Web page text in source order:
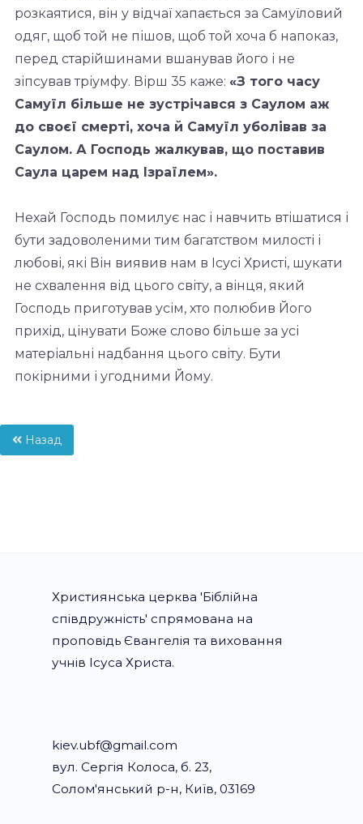
розкаятися, він у відчаї хапається за Самуїловий
одяг, щоб той не пішов, щоб той хоча б напоказ,
перед старійшинами вшанував його і не
зіпсував тріумфу. Вірш 35 каже: «З того часу
Самуїл більше не зустрічався з Саулом аж
до своєї смерті, хоча й Самуїл уболівав за
Саулом. А Господь жалкував, що поставив
Саула царем над Ізраїлем».
Нехай Господь помилує нас і навчить втішатися і
бути задоволеними тим багатством милості і
любові, які Він виявив нам в Ісусі Христі, шукати
не схвалення від цього світу, а вінця, який
Господь приготував усім, хто полюбив Його
прихід, цінувати Боже слово більше за усі
матеріальні надбання цього світу. Бути
покірними і угодними Йому.
Назад
Християнська церква 'Біблійна
співдружність' спрямована на
проповідь Євангелія та виховання
учнів Ісуса Христа.
kiev.ubf@gmail.com
вул. Сергія Колоса, б. 23,
Солом'янський р-н, Київ, 03169